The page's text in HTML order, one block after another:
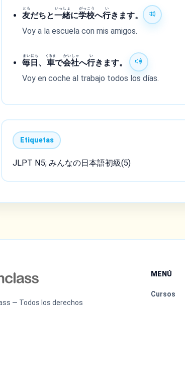
友
とも
だちと一
いっ
緒
しょ
に学
がっ
校
こう
へ行
い
きます。
Voy a la escuela con mis amigos.
毎
まい
日
にち
、 車
くるま
で会
かい
社
しゃ
へ行
い
きます。
Voy en coche al trabajo todos los días.
Etiquetas
JLPT N5; みんなの日本語初級(5)
— Todos los derechos
MENÚ
Cursos